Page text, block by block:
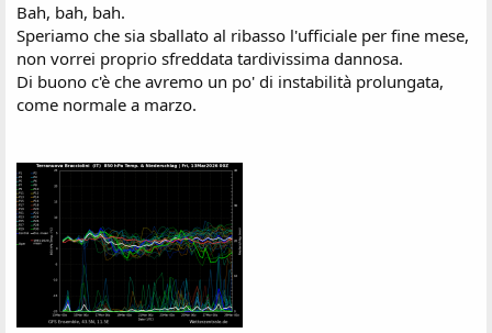
Bah, bah, bah.
Speriamo che sia sballato al ribasso l'ufficiale per fine mese,
non vorrei proprio sfreddata tardivissima dannosa.
Di buono c'è che avremo un po' di instabilità prolungata,
come normale a marzo.